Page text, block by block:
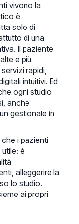
vivono la
è
solo di
di una
Il paziente
e più
rapidi,
intuitivi. Ed
ogni studio
anche
gestionale in
i pazienti
è
alleggerire la
lo studio.
ai propri